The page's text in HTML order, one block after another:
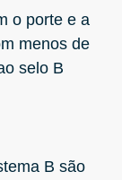
o porte e a
menos de
selo B
B são